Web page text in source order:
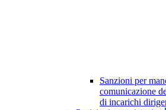
Sanzioni per
comunicazione
di incarichi